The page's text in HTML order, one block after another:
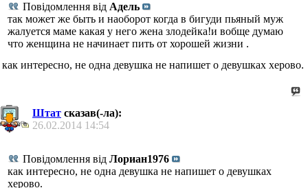
Повідомлення від Адель
так может же быть и наоборот когда в бигуди пьяный муж
жалуется маме какая у него жена злодейка!и вобще думаю
что женщина не начинает пить от хорошей жизни .
как интересно, не одна девушка не напишет о девушках херово.
Штат сказав(-ла):
26.02.2014 14:54
Повідомлення від Лориан1976
как интересно, не одна девушка не напишет о девушках
херово.